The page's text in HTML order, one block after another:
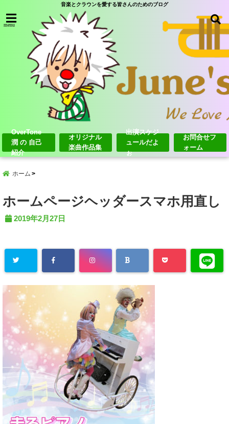
音楽とクラウンを愛する皆さんのためのブログ
menu
OverTone
潤 の 自己
紹介
オリジナル
楽曲作品集
出演スケジ
ュールだよ
ぉ
お問合せフ
ォーム
ホーム
ホームページヘッダースマホ用直し
2019年2月27日